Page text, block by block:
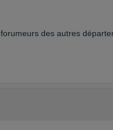
des autres